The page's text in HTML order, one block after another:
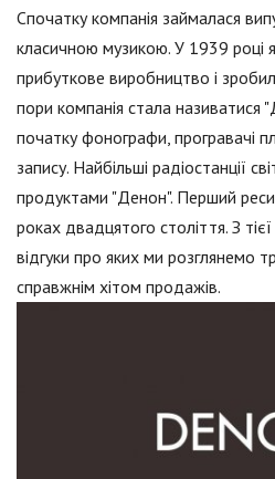
Спочатку компанія займалася
класичною музикою. У 1939 році
прибуткове виробництво і
пори компанія стала називатися
початку фонографи, програвачі
запису. Найбільші радіостанції
продуктами "Денон". Перший
роках двадцятого століття. З
відгуки про яких ми розглянемо
справжнім хітом продажів.